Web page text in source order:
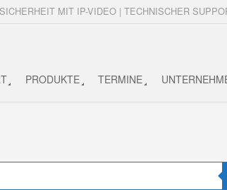
SICHERHEIT MIT IP-VIDEO | TECHNISCHER
PRODUKTE TERMINE